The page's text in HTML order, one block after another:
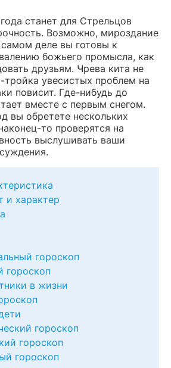
станет для Стрельцов
Возможно, мироздание
самом деле вы готовы к
божьего промысла, как
друзьям. Чрева кита не
увесистых проблем на
повисит. Где-нибудь до
вместе с первым снегом.
вы обретете нескольких
то проверятся на
выслушивать ваши
и характер
гороскоп
гороскоп
в жизни
гороскоп
гороскоп
гороскоп